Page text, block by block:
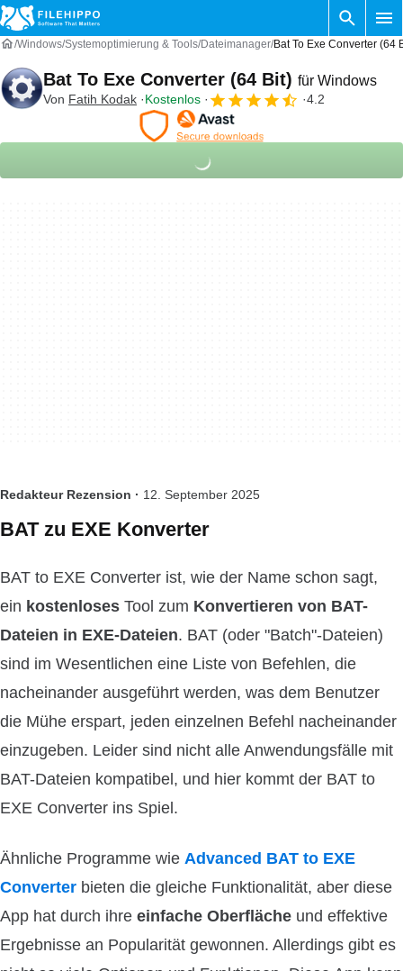
Windows Systemoptimierung & Tools Dateimanager Bat To Exe Converter (64
Bat To Exe Converter (64 Bit) für Windows
Von Fatih Kodak Kostenlos 4.2
Redakteur Rezension · 12. September 2025
BAT zu EXE Konverter
BAT to EXE Converter ist, wie der Name schon sagt,
ein kostenloses Tool zum Konvertieren von BAT-
Dateien in EXE-Dateien. BAT (oder "Batch"-Dateien)
sind im Wesentlichen eine Liste von Befehlen, die
nacheinander ausgeführt werden, was dem Benutzer
die Mühe erspart, jeden einzelnen Befehl nacheinander
einzugeben. Leider sind nicht alle Anwendungsfälle mit
BAT-Dateien kompatibel, und hier kommt der BAT to
EXE Converter ins Spiel.
Ähnliche Programme wie Advanced BAT to EXE
Converter bieten die gleiche Funktionalität, aber diese
App hat durch ihre einfache Oberfläche und effektive
Ergebnisse an Popularität gewonnen. Allerdings gibt es